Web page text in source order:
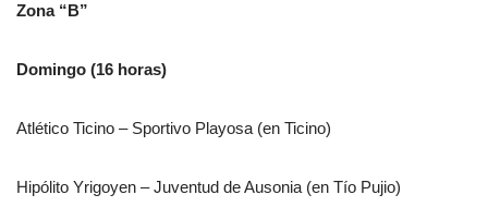
Zona “B”
Domingo (16 horas)
Atlético Ticino – Sportivo Playosa (en Ticino)
Hipólito Yrigoyen – Juventud de Ausonia (en Tío Pujio)